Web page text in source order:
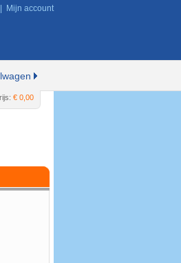
Mijn account
€ 0,00